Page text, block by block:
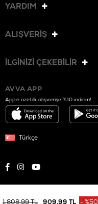
1.808,99 TL 909,99 TL %50
YARDIM
ALIŞVERİŞ
İLGİNİZİ ÇEKEBİLİR
AVVA APP
App’e özel ilk alışverişe %10 indirim!
Türkçe